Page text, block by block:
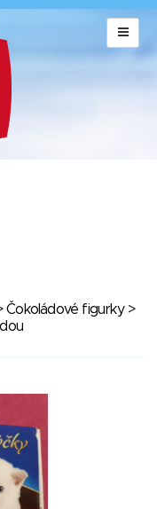
Čokoládové figurky>